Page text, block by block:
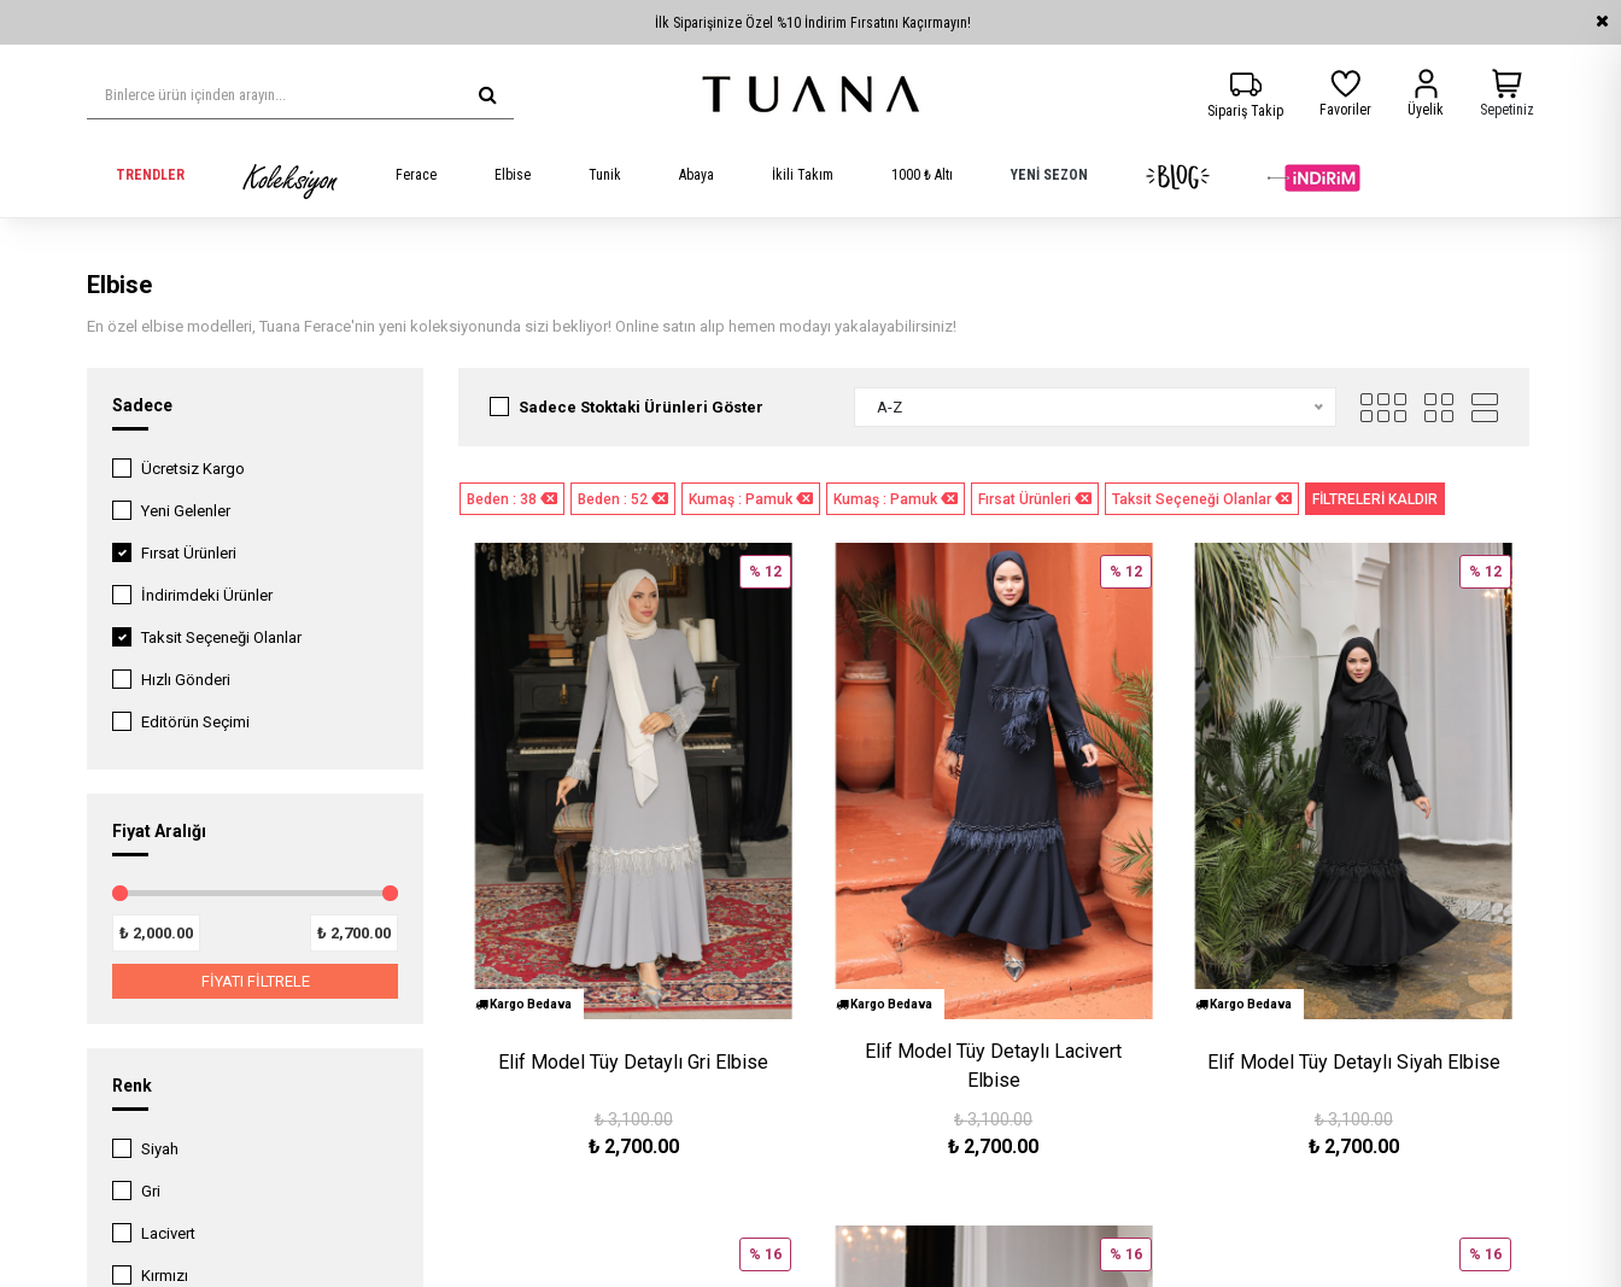
İlk Siparişinize Özel %10 İndirim Fırsatını Kaçırmayın!
Sipariş Takip Favoriler Üyelik Sepetiniz
TRENDLER Ferace Elbise Tunik Abaya İkili Takım 1000 ₺ Altı YENİ SEZON
Elbise
En özel elbise modelleri, Tuana Ferace'nin yeni koleksiyonunda sizi bekliyor! Online satın alıp hemen modayı yakalayabilirsiniz!
Sadece
Ücretsiz Kargo
Yeni Gelenler
Fırsat Ürünleri
İndirimdeki Ürünler
Taksit Seçeneği Olanlar
Hızlı Gönderi
Editörün Seçimi
Fiyat Aralığı
₺ 2,000.00 ₺ 2,700.00
FİYATI FİLTRELE
Renk
Siyah
Gri
Lacivert
Kırmızı
Sadece Stoktaki Ürünleri Göster A-Z
Beden : 38 Beden : 52 Kumaş : Pamuk Kumaş : Pamuk Fırsat Ürünleri Taksit Seçeneği Olanlar FİLTRELERİ KALDIR
Kargo Bedava
Elif Model Tüy Detaylı Gri Elbise
₺3,100.00
₺ 2,700.00
% 12
Kargo Bedava
Elif Model Tüy Detaylı Lacivert
Elbise
₺3,100.00
₺ 2,700.00
% 12
Kargo Bedava
Elif Model Tüy Detaylı Siyah Elbise
₺3,100.00
₺ 2,700.00
% 12
% 16 % 16 % 16